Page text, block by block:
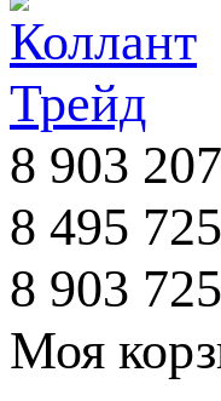
8 903
8 495
8 903
Моя